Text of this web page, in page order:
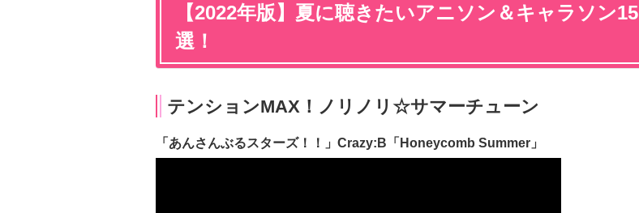
【2022年版】夏に聴きたいアニソン＆キャラソン15
選！
テンションMAX！ノリノリ☆サマーチューン
「あんさんぶるスターズ！！」Crazy:B「Honeycomb Summer」